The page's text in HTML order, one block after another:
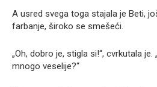
A usred svega toga stajala je Beti,
farbanje, široko se smešeći.
„Oh, dobro je, stigla si!“, cvrkutala
mnogo veselije?“